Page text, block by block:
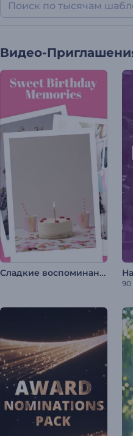
Видео-
Сладкие воспоминания о дне рождения
90